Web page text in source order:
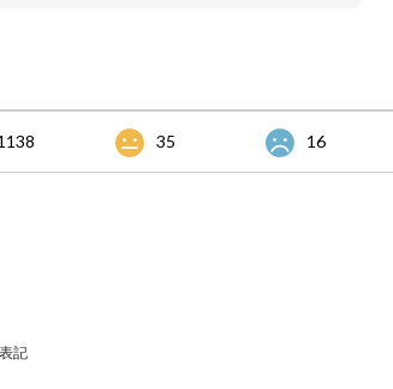
35 16
記